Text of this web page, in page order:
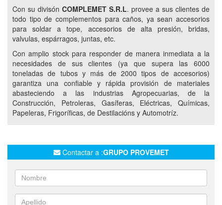
VÁLVULAS MARIPOSA ESFÉRICAS EXCLUSAS
GLOBO TUBOS ALETADOS
PERFILES LAMINADOS UPN
ACCESORIOS METALURGICOS
TUBOS Y CAÑOS DE ACERO CAÑOS ESTRUCTURALES
CAÑOS Y TUBOS PARA CONDUCCIÓN DE FLUIDOS
CAÑOS EPOXI
Con su divisón COMPLEMET S.R.L. provee a sus clientes de
todo tipo de complementos para caños, ya sean accesorios
para soldar a tope, accesorios de alta presión, bridas,
valvulas, espárragos, juntas, etc.
Con amplio stock para responder de manera inmediata a la
necesidades de sus clientes (ya que supera las 6000
toneladas de tubos y más de 2000 tipos de accesorios)
garantiza una confiable y rápida provisión de materiales
abasteciendo a las industrias Agropecuarias, de la
Construcción, Petroleras, Gasíferas, Eléctricas, Químicas,
Papeleras, Frigoríficas, de Destilacións y Automotríz.
Contactar a :GRUPO PROVEMET